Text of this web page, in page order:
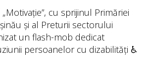
cu sprijinul Primăriei
și al Preturii sectorului
un flash-mob dedicat
persoanelor cu dizabilități ♿